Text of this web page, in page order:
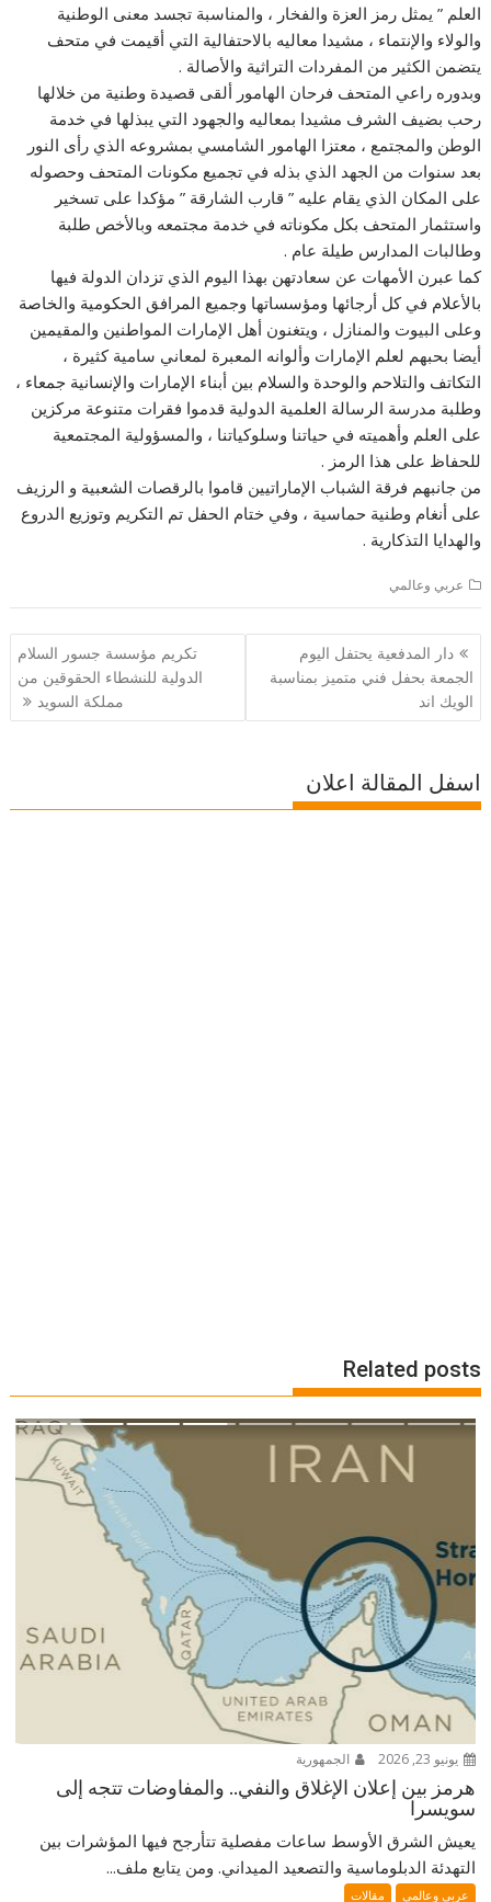
العلم ” يمثل رمز العزة والفخار ، والمناسبة تجسد معنى الوطنية
والولاء والإنتماء ، مشيدا معاليه بالاحتفالية التي أقيمت في متحف
يتضمن الكثير من المفردات التراثية والأصالة .
وبدوره راعي المتحف فرحان الهامور ألقى قصيدة وطنية من خلالها
رحب بضيف الشرف مشيدا بمعاليه والجهود التي يبذلها في خدمة
الوطن والمجتمع ، معتزا الهامور الشامسي بمشروعه الذي رأى النور
بعد سنوات من الجهد الذي بذله في تجميع مكونات المتحف وحصوله
على المكان الذي يقام عليه ” قارب الشارقة ” مؤكدا على تسخير
واستثمار المتحف بكل مكوناته في خدمة مجتمعه وبالأخص طلبة
وطالبات المدارس طيلة عام .
كما عبرن الأمهات عن سعادتهن بهذا اليوم الذي تزدان الدولة فيها
بالأعلام في كل أرجائها ومؤسساتها وجميع المرافق الحكومية والخاصة
وعلى البيوت والمنازل ، ويتغنون أهل الإمارات المواطنين والمقيمين
أيضا بحبهم لعلم الإمارات وألوانه المعبرة لمعاني سامية كثيرة ،
التكاتف والتلاحم والوحدة والسلام بين أبناء الإمارات والإنسانية جمعاء ،
وطلبة مدرسة الرسالة العلمية الدولية قدموا فقرات متنوعة مركزين
على العلم وأهميته في حياتنا وسلوكياتنا ، والمسؤولية المجتمعية
للحفاظ على هذا الرمز .
من جانبهم فرقة الشباب الإماراتيين قاموا بالرقصات الشعبية و الرزيف
على أنغام وطنية حماسية ، وفي ختام الحفل تم التكريم وتوزيع الدروع
والهدايا التذكارية .
عربي وعالمي
تصفّح
المقالات
دار المدفعية يحتفل اليوم
الجمعة بحفل فني متميز بمناسبة
الويك اند
تكريم مؤسسة جسور السلام
الدولية للنشطاء الحقوقين من
مملكة السويد
اسفل المقالة اعلان
Related posts
يونيو 23, 2026 الجمهورية
هرمز بين إعلان الإغلاق والنفي.. والمفاوضات تتجه إلى
سويسرا
يعيش الشرق الأوسط ساعات مفصلية تتأرجح فيها المؤشرات بين
التهدئة الدبلوماسية والتصعيد الميداني. ومن يتابع ملف...
عربي وعالمي مقالات